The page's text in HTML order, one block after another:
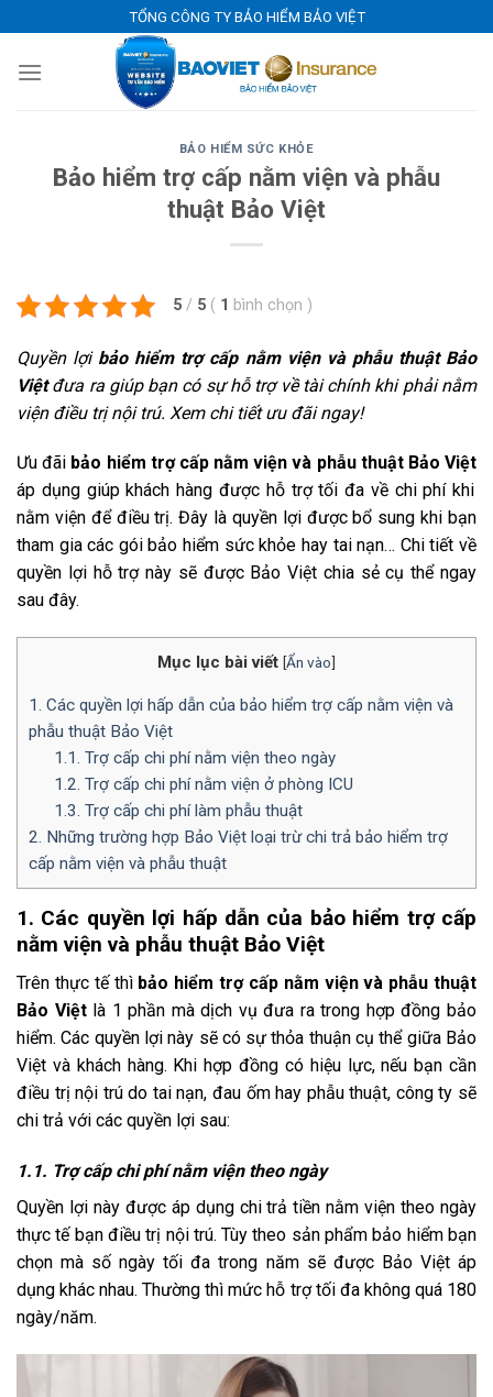
to
content
TỔNG CÔNG TY BẢO HIỂM BẢO VIỆT
BẢO HIỂM SỨC KHỎE
Bảo hiểm trợ cấp nằm viện và phẫu
thuật Bảo Việt
5 / 5 ( 1 bình chọn )
Quyền lợi bảo hiểm trợ cấp nằm viện và phẫu thuật Bảo
Việtđưa ra giúp bạn có sự hỗ trợ về tài chính khi phải nằm
viện điều trị nội trú. Xem chi tiết ưu đãi ngay!
Ưu đãi bảo hiểm trợ cấp nằm viện và phẫu thuật Bảo Việt
áp dụng giúp khách hàng được hỗ trợ tối đa về chi phí khi
nằm viện để điều trị. Đây là quyền lợi được bổ sung khi bạn
tham gia các gói bảo hiểm sức khỏe hay tai nạn… Chi tiết về
quyền lợi hỗ trợ này sẽ được Bảo Việt chia sẻ cụ thể ngay
sau đây.
Mục lục bài viết [Ẩn vào]
1. Các quyền lợi hấp dẫn của bảo hiểm trợ cấp nằm viện và
phẫu thuật Bảo Việt
1.1. Trợ cấp chi phí nằm viện theo ngày
1.2. Trợ cấp chi phí nằm viện ở phòng ICU
1.3. Trợ cấp chi phí làm phẫu thuật
2. Những trường hợp Bảo Việt loại trừ chi trả bảo hiểm trợ
cấp nằm viện và phẫu thuật
1. Các quyền lợi hấp dẫn của bảo hiểm trợ cấp
nằm viện và phẫu thuật Bảo Việt
Trên thực tế thì bảo hiểm trợ cấp nằm viện và phẫu thuật
Bảo Việtlà 1 phần mà dịch vụ đưa ra trong hợp đồng bảo
hiểm. Các quyền lợi này sẽ có sự thỏa thuận cụ thể giữa Bảo
Việt và khách hàng. Khi hợp đồng có hiệu lực, nếu bạn cần
điều trị nội trú do tai nạn, đau ốm hay phẫu thuật, công ty sẽ
chi trả với các quyền lợi sau:
1.1. Trợ cấp chi phí nằm viện theo ngày
Quyền lợi này được áp dụng chi trả tiền nằm viện theo ngày
thực tế bạn điều trị nội trú. Tùy theo sản phẩm bảo hiểm bạn
chọn mà số ngày tối đa trong năm sẽ được Bảo Việt áp
dụng khác nhau. Thường thì mức hỗ trợ tối đa không quá 180
ngày/năm.